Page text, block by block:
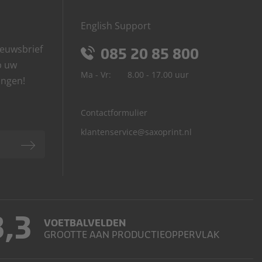
uw
English Support
085 20 85 800
Ma - Vr: 8.00 - 17.00 uur
Contactformulier
klantenservice@saxoprint.nl
VOETBALVELDEN
GROOTTE AAN PRODUCTIEOPPERVLAK